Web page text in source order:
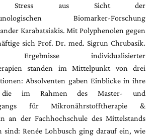
Stress aus Sicht der
Biomarker-Forschung
Karabatsiakis. Mit Polyphenolen gegen
sich Prof. Dr. med. Sigrun Chrubasik.
Ergebnisse individualisierter
standen im Mittelpunkt von drei
Absolventen gaben Einblicke in ihre
die im Rahmen des Master- und
für Mikronährstofftherapie &
an der Fachhochschule des Mittelstands
sind: Renée Lohbusch ging darauf ein, wie